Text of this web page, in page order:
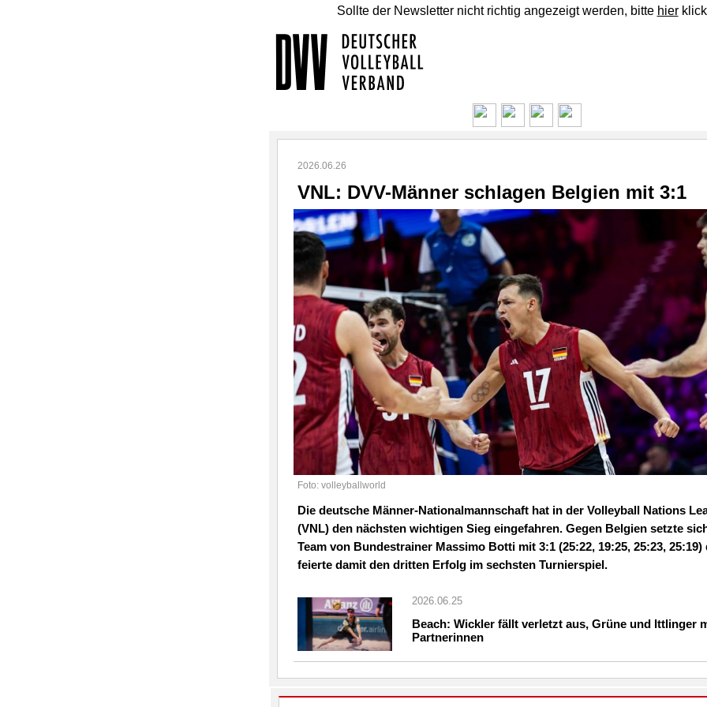
Sollte der Newsletter nicht richtig angezeigt werden, bitte hier
2026.06.26
VNL: DVV-Männer schlagen Belgien mit 3:1
Foto: volleyballworld
Die deutsche Männer-Nationalmannschaft hat in der Volleyball Nations
(VNL) den nächsten wichtigen Sieg eingefahren. Gegen Belgien setzte
Team von Bundestrainer Massimo Botti mit 3:1 (25:22, 19:25, 25:23,
feierte damit den dritten Erfolg im sechsten Turnierspiel.
2026.06.25
Beach: Wickler fällt verletzt aus, Grüne und Ittlinger
Partnerinnen